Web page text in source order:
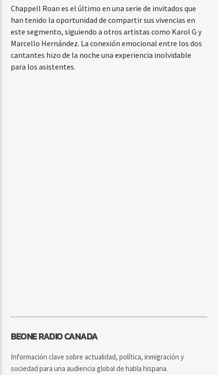
Chappell Roan es el último en una serie de invitados que
han tenido la oportunidad de compartir sus vivencias en
este segmento, siguiendo a otros artistas como Karol G y
Marcello Hernández. La conexión emocional entre los dos
cantantes hizo de la noche una experiencia inolvidable
para los asistentes.
BEONE RADIO CANADA
Información clave sobre actualidad, política, inmigración y
sociedad para una audiencia global de habla hispana.